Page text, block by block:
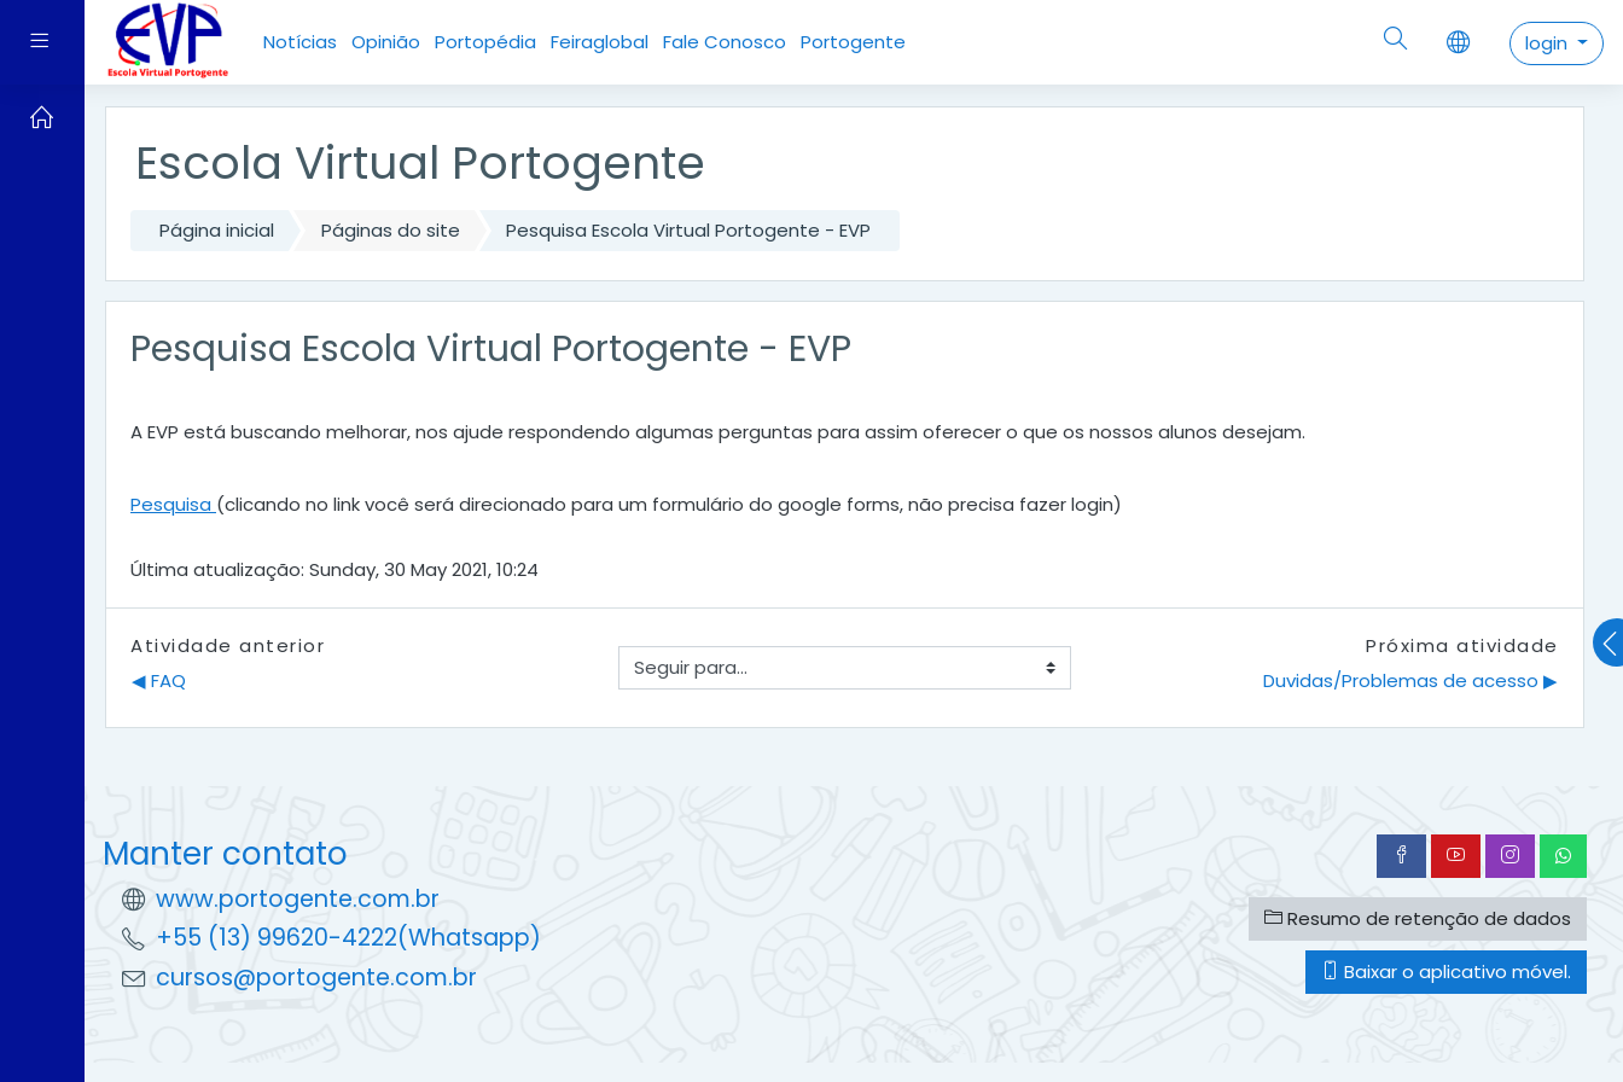
Painel lateral Notícias Opinião Portopédia Feiraglobal Fale Conosco Portogente login
Ir para o conteúdo principal
Escola Virtual Portogente
Página inicial Páginas do site Pesquisa Escola Virtual Portogente - EVP
Pesquisa Escola Virtual Portogente - EVP
A EVP está buscando melhorar, nos ajude respondendo algumas perguntas para assim oferecer o que os nossos alunos desejam.
Pesquisa (clicando no link você será direcionado para um formulário do google forms, não precisa fazer login)
Última atualização: Sunday, 30 May 2021, 10:24
Atividade anterior
◀︎ FAQ
Seguir para...
Próxima atividade
Duvidas/Problemas de acesso ▶︎
Manter contato
www.portogente.com.br
+55 (13) 99620-4222(Whatsapp)
cursos@portogente.com.br
Resumo de retenção de dados
Baixar o aplicativo móvel.